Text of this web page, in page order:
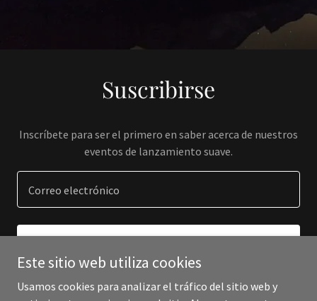
Suscribirse
Inscríbete para ser el primero en saber acerca de nuestros
eventos de lanzamiento suave.
Correo electrónico
Este sitio web utiliza cookies
Usamos cookies para analizar el tráfico del sitio web y